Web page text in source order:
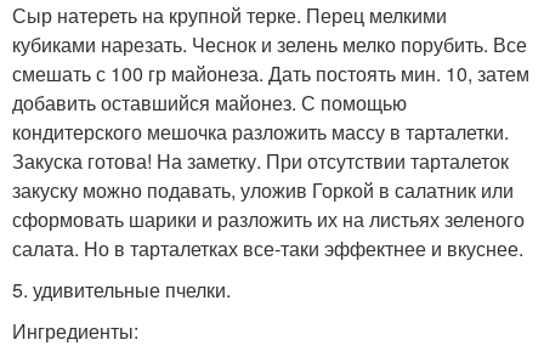
Сыр натереть на крупной терке. Перец мелкими
кубиками нарезать. Чеснок и зелень мелко порубить. Все
смешать с 100 гр майонеза. Дать постоять мин. 10, затем
добавить оставшийся майонез. С помощью
кондитерского мешочка разложить массу в тарталетки.
Закуска готова! На заметку. При отсутствии тарталеток
закуску можно подавать, уложив Горкой в салатник или
сформовать шарики и разложить их на листьях зеленого
салата. Но в тарталетках все-таки эффектнее и вкуснее.
5. удивительные пчелки.
Ингредиенты: